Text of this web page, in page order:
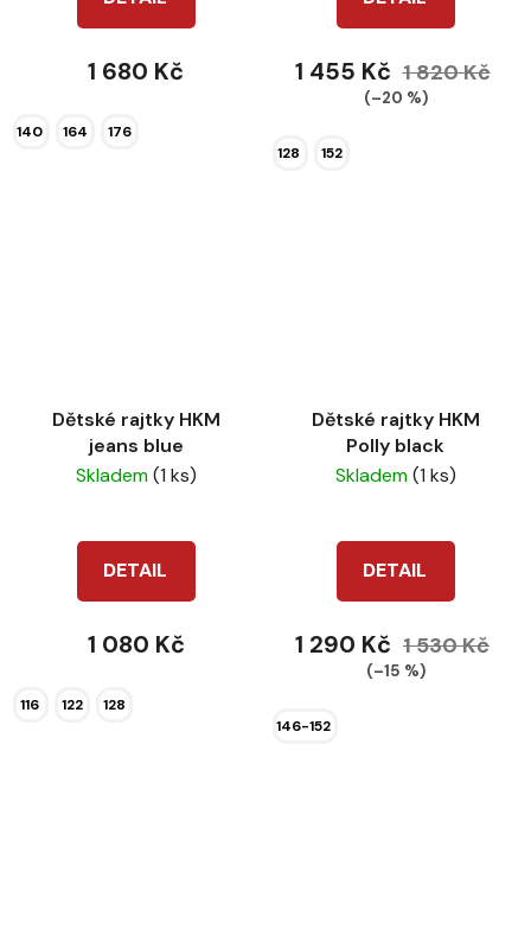
1 680 Kč
140 164 176
1 455 Kč 1 820 Kč
(–20 %)
128 152
Dětské rajtky HKM
jeans blue
Skladem(1 ks)
DETAIL
1 080 Kč
116 122 128
Dětské rajtky HKM
Polly black
Skladem(1 ks)
DETAIL
1 290 Kč 1 530 Kč
(–15 %)
146-152